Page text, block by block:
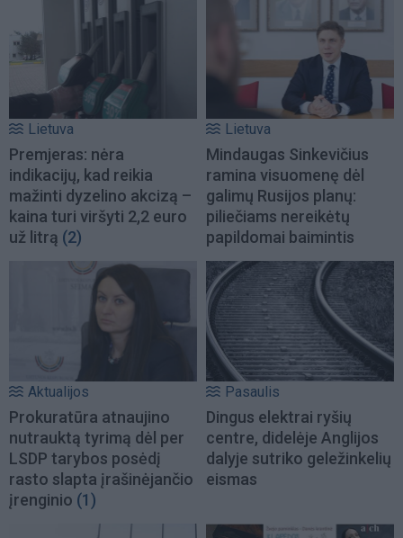
Lietuva
Premjeras: nėra
indikacijų, kad reikia
mažinti dyzelino akcizą –
kaina turi viršyti 2,2 euro
už litrą (2)
Lietuva
Mindaugas Sinkevičius
ramina visuomenę dėl
galimų Rusijos planų:
piliečiams nereikėtų
papildomai baimintis
Aktualijos
Prokuratūra atnaujino
nutrauktą tyrimą dėl per
LSDP tarybos posėdį
rasto slapta įrašinėjančio
įrenginio (1)
Pasaulis
Dingus elektrai ryšių
centre, didelėje Anglijos
dalyje sutriko geležinkelių
eismas